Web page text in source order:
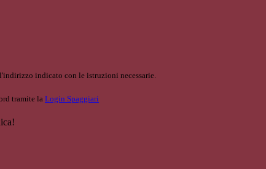
indicato con le istruzioni necessarie.
tramite la Login Spaggiari